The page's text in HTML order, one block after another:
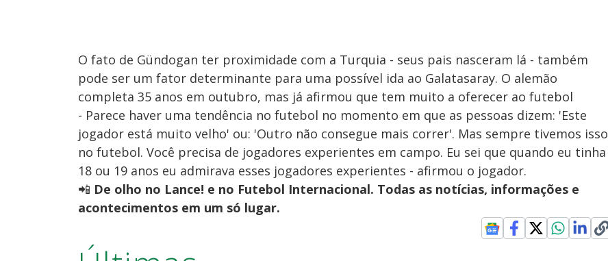
O fato de Gündogan ter proximidade com a Turquia - seus pais nasceram lá - também
pode ser um fator determinante para uma possível ida ao Galatasaray. O alemão
completa 35 anos em outubro, mas já afirmou que tem muito a oferecer ao futebol
- Parece haver uma tendência no futebol no momento em que as pessoas dizem: 'Este
jogador está muito velho' ou: 'Outro não consegue mais correr'. Mas sempre tivemos isso
no futebol. Você precisa de jogadores experientes em campo. Eu sei que quando eu tinha
18 ou 19 anos eu admirava esses jogadores experientes - afirmou o jogador.
📲 De olho no Lance! e no Futebol Internacional. Todas as notícias, informações e
acontecimentos em um só lugar.